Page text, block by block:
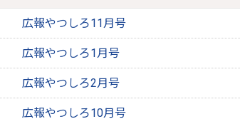
広報やつしろ11月号
広報やつしろ1月号
広報やつしろ2月号
広報やつしろ10月号